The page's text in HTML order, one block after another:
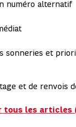
numéro alternatif
sonneries et
et de renvois
tous les articles